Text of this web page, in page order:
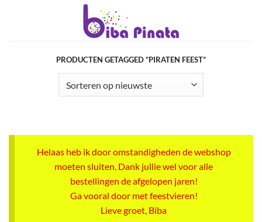
PRODUCTEN GETAGGED “PIRATEN FEEST”
Helaas heb ik door omstandigheden de webshop
moeten sluiten. Dank jullie wel voor alle
bestellingen de afgelopen jaren!
Ga vooral door met feestvieren!
Lieve groet, Biba